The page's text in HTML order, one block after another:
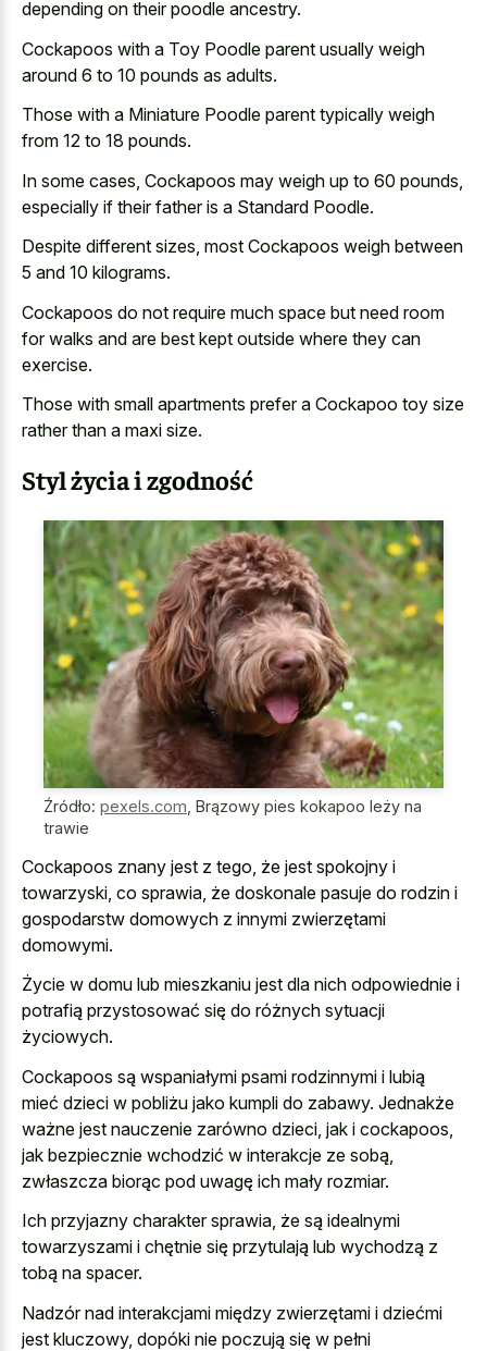
depending on their poodle ancestry.
Cockapoos with a Toy Poodle parent usually weigh
around 6 to 10 pounds as adults.
Those with a Miniature Poodle parent typically weigh
from 12 to 18 pounds.
In some cases, Cockapoos may weigh up to 60 pounds,
especially if their father is a Standard Poodle.
Despite different sizes, most Cockapoos weigh between
5 and 10 kilograms.
Cockapoos do not require much space but need room
for walks and are best kept outside where they can
exercise.
Those with small apartments prefer a Cockapoo toy size
rather than a maxi size.
Styl życia i zgodność
Źródło: pexels.com, Brązowy pies kokapoo leży na
trawie
Cockapoos znany jest z tego, że jest spokojny i
towarzyski, co sprawia, że doskonale pasuje do rodzin i
gospodarstw domowych z innymi zwierzętami
domowymi.
Życie w domu lub mieszkaniu jest dla nich odpowiednie i
potrafią przystosować się do różnych sytuacji
życiowych.
Cockapoos są wspaniałymi psami rodzinnymi i lubią
mieć dzieci w pobliżu jako kumpli do zabawy. Jednakże
ważne jest nauczenie zarówno dzieci, jak i cockapoos,
jak bezpiecznie wchodzić w interakcje ze sobą,
zwłaszcza biorąc pod uwagę ich mały rozmiar.
Ich przyjazny charakter sprawia, że są idealnymi
towarzyszami i chętnie się przytulają lub wychodzą z
tobą na spacer.
Nadzór nad interakcjami między zwierzętami i dziećmi
jest kluczowy, dopóki nie poczują się w pełni